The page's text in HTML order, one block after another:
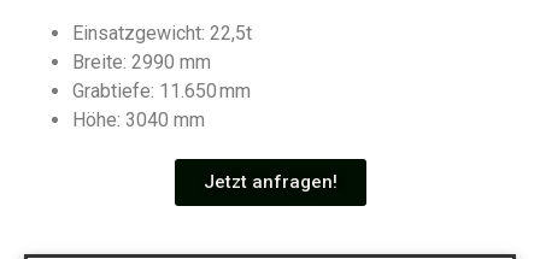
Einsatzgewicht: 22,5t
Breite: 2990 mm
Grabtiefe: 11.650 mm
Höhe: 3040 mm
Jetzt anfragen!